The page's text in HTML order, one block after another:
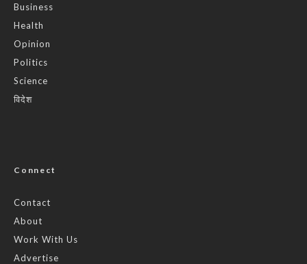
Business
Health
Opinion
Politics
Science
विदेश
Connect
Contact
About
Work With Us
Advertise